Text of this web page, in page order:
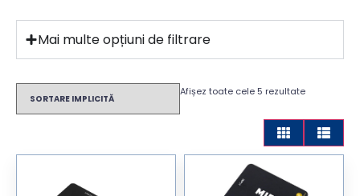
Mai multe opțiuni de filtrare
Afișez toate cele 5 rezultate